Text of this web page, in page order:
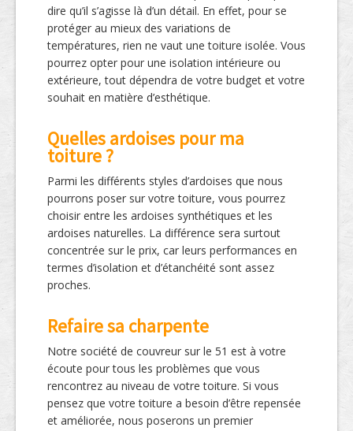
dire qu’il s’agisse là d’un détail. En effet, pour se
protéger au mieux des variations de
températures, rien ne vaut une toiture isolée. Vous
pourrez opter pour une isolation intérieure ou
extérieure, tout dépendra de votre budget et votre
souhait en matière d’esthétique.
Quelles ardoises pour ma
toiture ?
Parmi les différents styles d’ardoises que nous
pourrons poser sur votre toiture, vous pourrez
choisir entre les ardoises synthétiques et les
ardoises naturelles. La différence sera surtout
concentrée sur le prix, car leurs performances en
termes d’isolation et d’étanchéité sont assez
proches.
Refaire sa charpente
Notre société de couvreur sur le 51 est à votre
écoute pour tous les problèmes que vous
rencontrez au niveau de votre toiture. Si vous
pensez que votre toiture a besoin d’être repensée
et améliorée, nous poserons un premier